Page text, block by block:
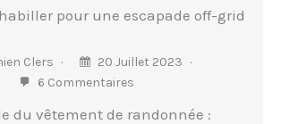
pour une escapade off-grid
Clers
20 Juillet 2023
6 Commentaires
du vêtement de randonnée :